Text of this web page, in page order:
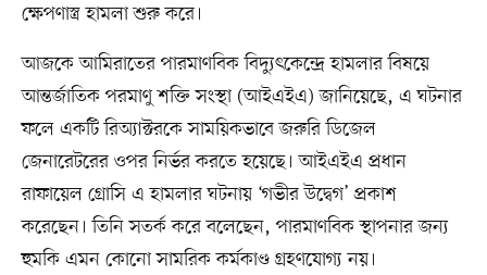
ক্ষেপণাস্ত্র হামলা শুরু করে।
আজকে আমিরাতের পারমাণবিক বিদ্যুৎকেন্দ্রে হামলার বিষয়ে
আন্তর্জাতিক পরমাণু শক্তি সংস্থা (আইএইএ) জানিয়েছে, এ ঘটনার
ফলে একটি রিঅ্যাক্টরকে সাময়িকভাবে জরুরি ডিজেল
জেনারেটরের ওপর নির্ভর করতে হয়েছে। আইএইএ প্রধান
রাফায়েল গ্রোসি এ হামলার ঘটনায় ‘গভীর উদ্বেগ’ প্রকাশ
করেছেন। তিনি সতর্ক করে বলেছেন, পারমাণবিক স্থাপনার জন্য
হুমকি এমন কোনো সামরিক কর্মকাণ্ড গ্রহণযোগ্য নয়।